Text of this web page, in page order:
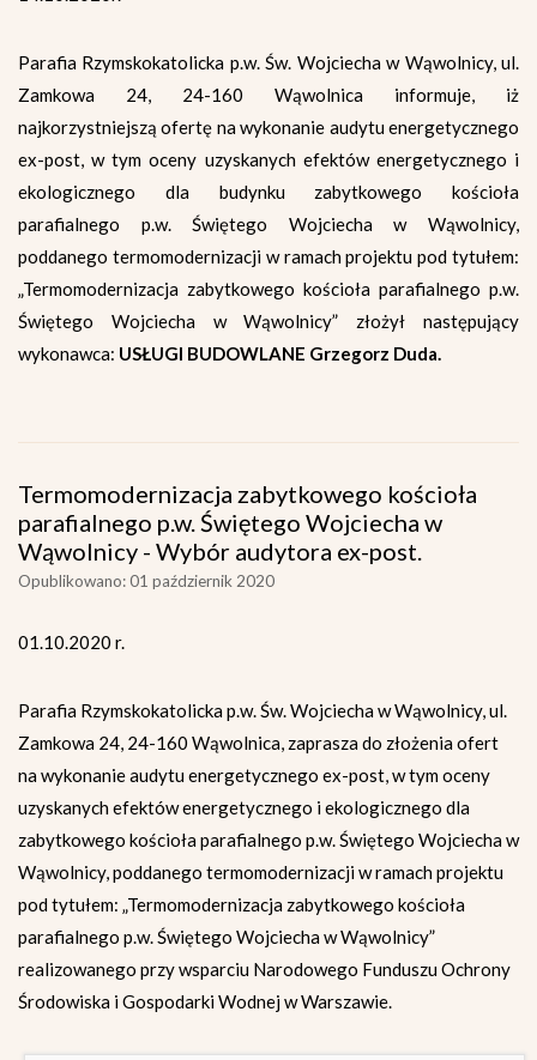
Parafia Rzymskokatolicka p.w. Św. Wojciecha w Wąwolnicy, ul.
Zamkowa 24, 24-160 Wąwolnica informuje, iż
najkorzystniejszą ofertę na wykonanie audytu energetycznego
ex-post, w tym oceny uzyskanych efektów energetycznego i
ekologicznego dla budynku zabytkowego kościoła
parafialnego p.w. Świętego Wojciecha w Wąwolnicy,
poddanego termomodernizacji w ramach projektu pod tytułem:
„Termomodernizacja zabytkowego kościoła parafialnego p.w.
Świętego Wojciecha w Wąwolnicy” złożył następujący
wykonawca: USŁUGI BUDOWLANE Grzegorz Duda.
Termomodernizacja zabytkowego kościoła
parafialnego p.w. Świętego Wojciecha w
Wąwolnicy - Wybór audytora ex-post.
Opublikowano: 01 październik 2020
01.10.2020 r.
Parafia Rzymskokatolicka p.w. Św. Wojciecha w Wąwolnicy, ul.
Zamkowa 24, 24-160 Wąwolnica, zaprasza do złożenia ofert
na wykonanie audytu energetycznego ex-post, w tym oceny
uzyskanych efektów energetycznego i ekologicznego dla
zabytkowego kościoła parafialnego p.w. Świętego Wojciecha w
Wąwolnicy, poddanego termomodernizacji w ramach projektu
pod tytułem: „Termomodernizacja zabytkowego kościoła
parafialnego p.w. Świętego Wojciecha w Wąwolnicy”
realizowanego przy wsparciu Narodowego Funduszu Ochrony
Środowiska i Gospodarki Wodnej w Warszawie.